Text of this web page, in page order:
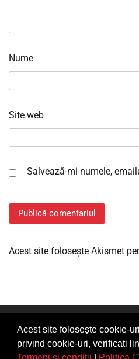
Acest site folosește cookie-
privind cookie-uri, verificati
Nume
Site web
Salvează-mi numele,
Acest site folosește Akismet